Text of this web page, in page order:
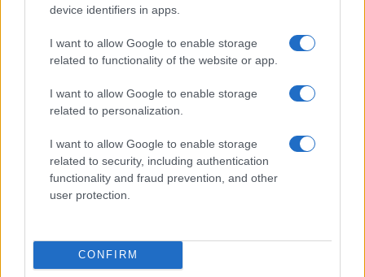
device identifiers in apps.
I want to allow Google to enable storage
related to functionality of the website or app.
I want to allow Google to enable storage
related to personalization.
I want to allow Google to enable storage
related to security, including authentication
functionality and fraud prevention, and other
user protection.
CONFIRM
9/01/2026 - 2:41μμ
ΑΘΛΗΤΙΣΜΟΣ